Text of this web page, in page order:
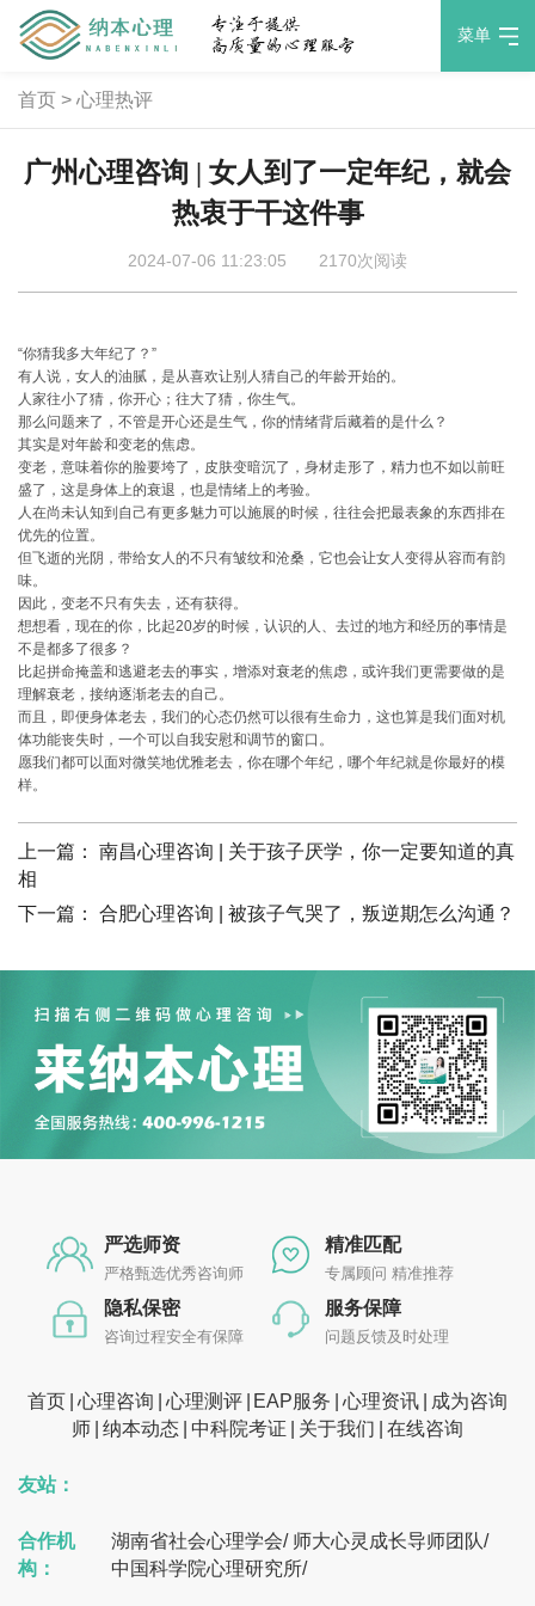
菜单
首页> 心理热评
广州心理咨询 | 女人到了一定年纪，就会
热衷于干这件事
2024-07-06 11:23:05 2170次阅读
“你猜我多大年纪了？”
有人说，女人的油腻，是从喜欢让别人猜自己的年龄开始的。
人家往小了猜，你开心；往大了猜，你生气。
那么问题来了，不管是开心还是生气，你的情绪背后藏着的是什么？
其实是对年龄和变老的焦虑。
变老，意味着你的脸要垮了，皮肤变暗沉了，身材走形了，精力也不如以前旺
盛了，这是身体上的衰退，也是情绪上的考验。
人在尚未认知到自己有更多魅力可以施展的时候，往往会把最表象的东西排在
优先的位置。
但飞逝的光阴，带给女人的不只有皱纹和沧桑，它也会让女人变得从容而有韵
味。
因此，变老不只有失去，还有获得。
想想看，现在的你，比起20岁的时候，认识的人、去过的地方和经历的事情是
不是都多了很多？
比起拼命掩盖和逃避老去的事实，增添对衰老的焦虑，或许我们更需要做的是
理解衰老，接纳逐渐老去的自己。
而且，即便身体老去，我们的心态仍然可以很有生命力，这也算是我们面对机
体功能丧失时，一个可以自我安慰和调节的窗口。
愿我们都可以面对微笑地优雅老去，你在哪个年纪，哪个年纪就是你最好的模
样。
上一篇： 南昌心理咨询 | 关于孩子厌学，你一定要知道的真
相
下一篇： 合肥心理咨询 | 被孩子气哭了，叛逆期怎么沟通？
严选师资
严格甄选优秀咨询师
精准匹配
专属顾问 精准推荐
隐私保密
咨询过程安全有保障
服务保障
问题反馈及时处理
首页 心理咨询 心理测评 EAP服务 心理资讯
成为咨询
师 纳本动态 中科院考证 关于我们 在线咨询
友站：
合作机
构：
湖南省社会心理学会/ 师大心灵成长导师团队/
中国科学院心理研究所/